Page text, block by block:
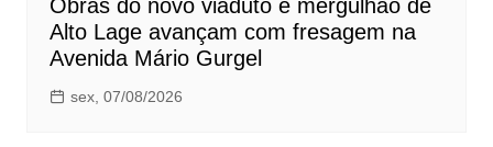
Obras do novo viaduto e mergulhão de
Alto Lage avançam com fresagem na
Avenida Mário Gurgel
sex, 07/08/2026